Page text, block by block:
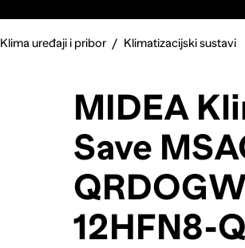
Klima uređaji i pribor Klimatizacijski sustavi
MIDEA
Save
12HFN8-